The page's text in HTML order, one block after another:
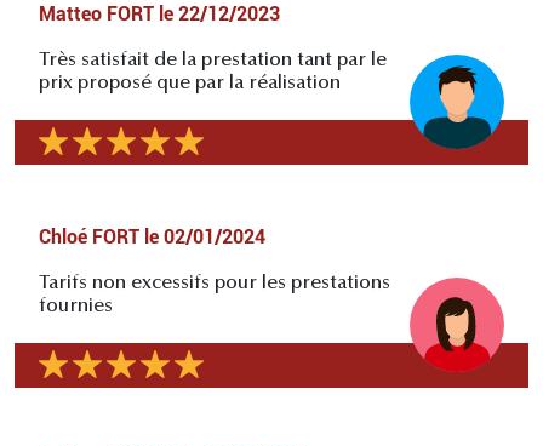
Matteo FORT le 22/12/2023
Très satisfait de la prestation tant par le
prix proposé que par la réalisation
Chloé FORT le 02/01/2024
Tarifs non excessifs pour les prestations
fournies